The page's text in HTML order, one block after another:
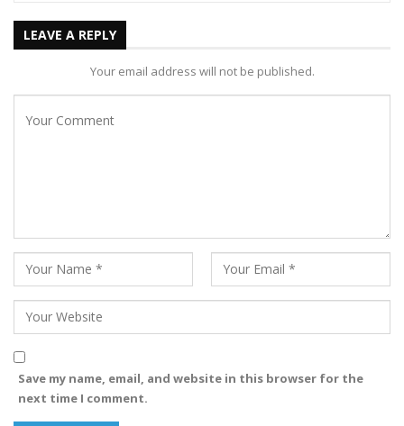
LEAVE A REPLY
Your email address will not be published.
Save my name, email, and website in this browser for the
next time I comment.